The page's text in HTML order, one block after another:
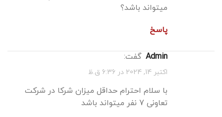
میتواند باشد؟
پاسخ
admin
گفت:
اکتبر 14, 2024 در 6:36 ق.ظ
با سلام احترام حداقل میزان شرکا در شرکت
تعاونی 7 نفر میتواند باشد